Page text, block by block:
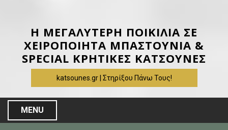
η
γ
ι
:
Η ΜΕΓΑΛΥΤΕΡΗ ΠΟΙΚΙΛΙΑ ΣΕ
ΧΕΙΡΟΠΟΙΗΤΑ ΜΠΑΣΤΟΥΝΙΑ &
SPECIAL ΚΡΗΤΙΚΕΣ ΚΑΤΣΟΥΝΕΣ
katsounes.gr | Στηρίξου Πάνω Τους!
MENU